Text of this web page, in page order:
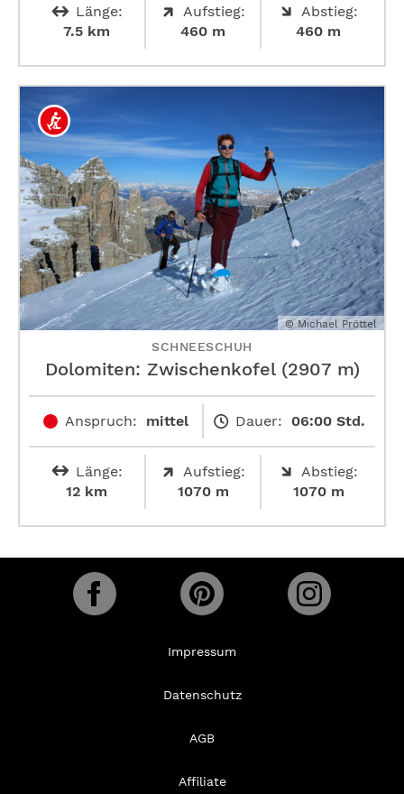
Länge:
7.5 km
Aufstieg:
460 m
Abstieg:
460 m
© Michael Pröttel
SCHNEESCHUH
Dolomiten: Zwischenkofel (2907 m)
Anspruch: mittel Dauer: 06:00 Std.
Länge:
12 km
Aufstieg:
1070 m
Abstieg:
1070 m
Impressum
Datenschutz
AGB
Affiliate